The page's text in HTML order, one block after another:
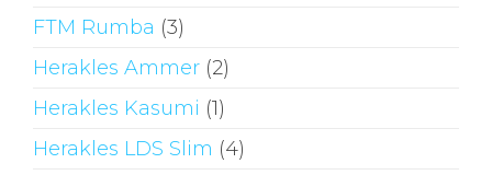
FTM Rumba (3)
Herakles Ammer (2)
Herakles Kasumi (1)
Herakles LDS Slim (4)